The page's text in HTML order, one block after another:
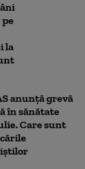
la
anunță grevă
în sănătate
Care sunt